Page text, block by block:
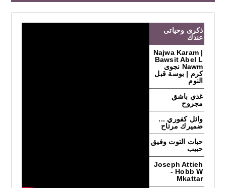
ذكرى وحياتى
عندك
Najwa Karam |
Bawsit Abel L
Nawm نجوى
كرم | بوسة قبل
النوم
غدي باشق
مجروح
وائل كفوري ...
ضميرك مرتاح
حبات التوت وفيق
حبيب
Joseph Attieh
- Hobb W
Mkattar